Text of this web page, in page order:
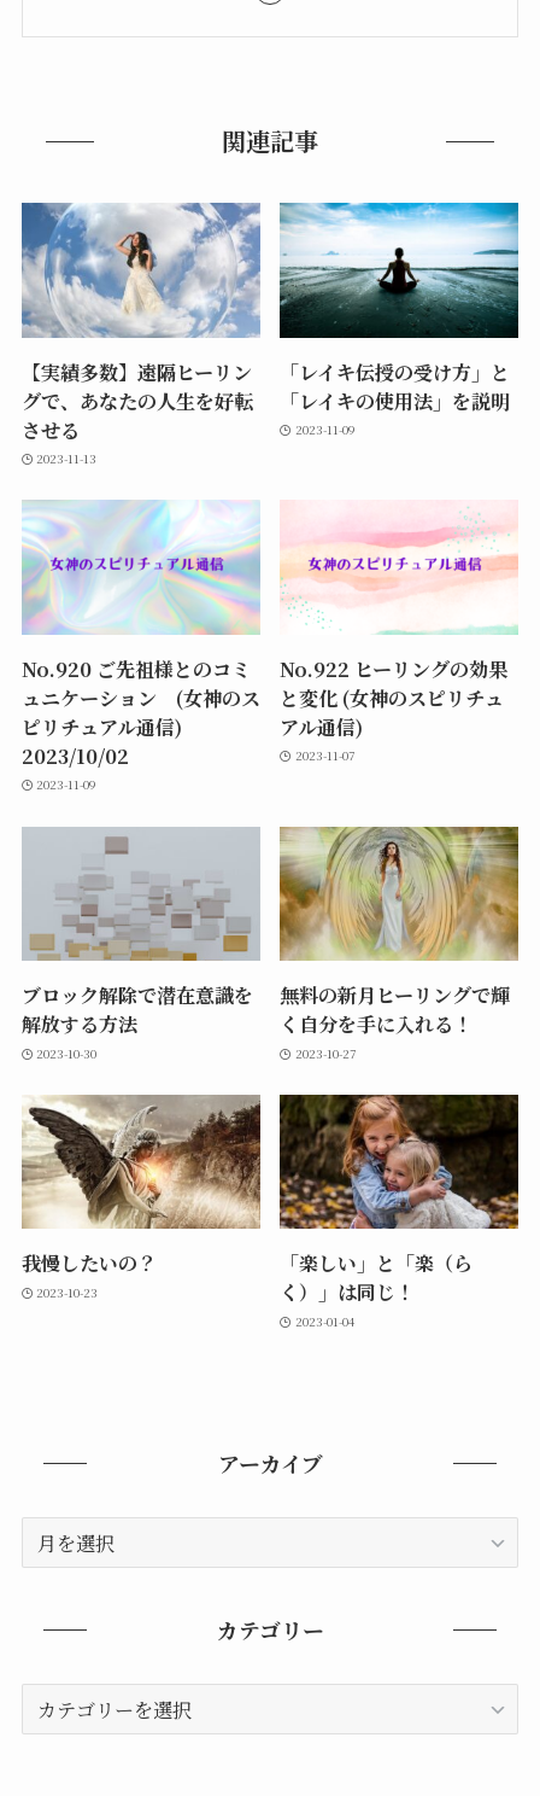
関連記事
【実績多数】遠隔ヒーリン
グで、あなたの人生を好転
させる
2023-11-13
「レイキ伝授の受け方」と
「レイキの使用法」を説明
2023-11-09
No.920 ご先祖様とのコミ
ュニケーション (女神のス
ピリチュアル通信)
2023/10/02
2023-11-09
No.922 ヒーリングの効果
と変化 (女神のスピリチュ
アル通信)
2023-11-07
ブロック解除で潜在意識を
解放する方法
2023-10-30
無料の新月ヒーリングで輝
く自分を手に入れる！
2023-10-27
我慢したいの？
2023-10-23
「楽しい」と「楽（ら
く）」は同じ！
2023-01-04
アーカイブ
ー
カテゴリー
テ